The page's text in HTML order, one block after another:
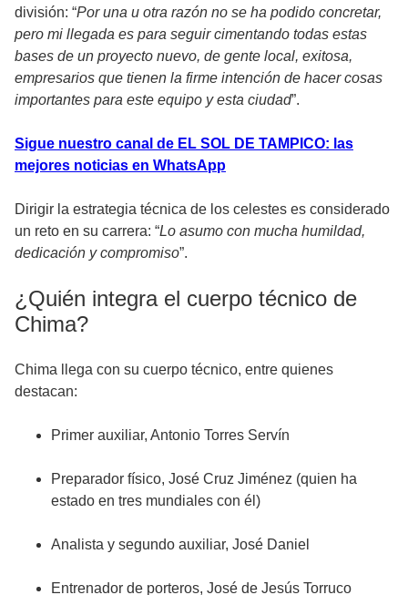
división: “Por una u otra razón no se ha podido concretar,
pero mi llegada es para seguir cimentando todas estas
bases de un proyecto nuevo, de gente local, exitosa,
empresarios que tienen la firme intención de hacer cosas
importantes para este equipo y esta ciudad”.
Sigue nuestro canal de EL SOL DE TAMPICO: las
mejores noticias en WhatsApp
Dirigir la estrategia técnica de los celestes es considerado
un reto en su carrera: “Lo asumo con mucha humildad,
dedicación y compromiso”.
¿Quién integra el cuerpo técnico de
Chima?
Chima llega con su cuerpo técnico, entre quienes
destacan:
Primer auxiliar, Antonio Torres Servín
Preparador físico, José Cruz Jiménez (quien ha
estado en tres mundiales con él)
Analista y segundo auxiliar, José Daniel
Entrenador de porteros, José de Jesús Torruco